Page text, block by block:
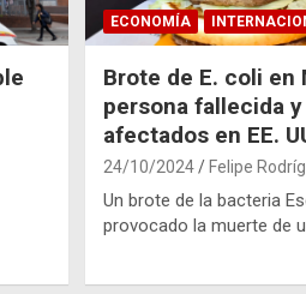
ECONOMÍA
Brote de E. coli en
persona fallecida
afectados en EE.
24/10/2024 Felipe
Un brote de la bacteria
provocado la muerte de